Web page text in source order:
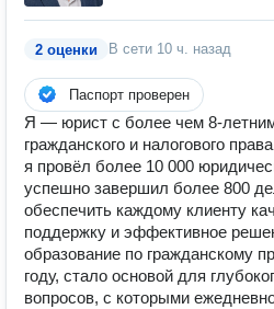
2 оценки В сети 10 ч. назад
Паспорт проверен
Я — юрист с более чем 8-
гражданского и налогового
я провёл более 10 000
успешно завершил более 800
обеспечить каждому клиенту
поддержку и эффективное
образование по гражданскому
году, стало основой для
вопросов, с которыми